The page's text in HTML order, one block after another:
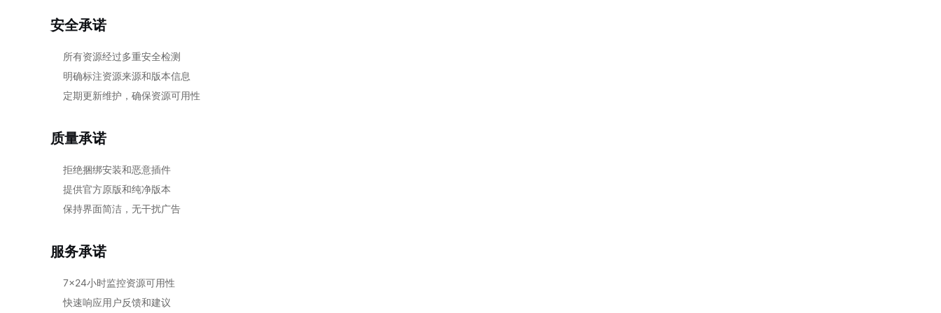
安全承诺
所有资源经过多重安全检测
明确标注资源来源和版本信息
定期更新维护，确保资源可用性
质量承诺
拒绝捆绑安装和恶意插件
提供官方原版和纯净版本
保持界面简洁，无干扰广告
服务承诺
7×24小时监控资源可用性
快速响应用户反馈和建议